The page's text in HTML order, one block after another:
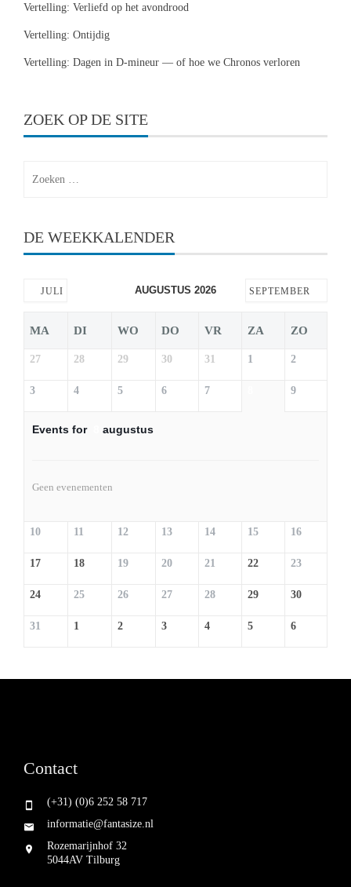
Vertelling: Verliefd op het avondrood
Vertelling: Ontijdig
Vertelling: Dagen in D-mineur — of hoe we Chronos verloren
ZOEK OP DE SITE
DE WEEKKALENDER
JULI AUGUSTUS 2026 SEPTEMBER
MA DI WO DO VR ZA ZO
27 28 29 30 31 1 2
3 4 5 6 7 9
Events for augustus
Geen evenementen
10 11 12 13 14 15 16
17 18 19 20 21 22 23
24 25 26 27 28 29 30
31 1 2 3 4 5 6
Contact
(+31) (0)6 252 58 717
informatie@fantasize.nl
Rozemarijnhof 32
5044AV Tilburg